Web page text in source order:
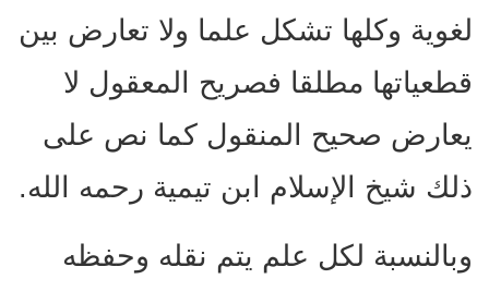
لغوية وكلها تشكل علما ولا تعارض بين
قطعياتها مطلقا فصريح المعقول لا
يعارض صحيح المنقول كما نص على
ذلك شيخ الإسلام ابن تيمية رحمه الله.
وبالنسبة لكل علم يتم نقله وحفظه